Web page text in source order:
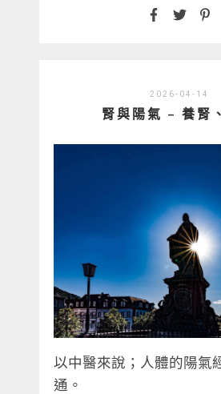
2026-04-14
腎與陽氣 – 養腎
以中醫來說；人體的陽氣
通。